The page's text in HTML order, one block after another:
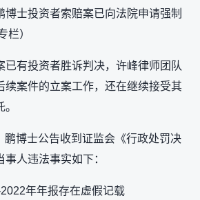
博士投资者索赔案已向法院申请强制
栏）
已有投资者胜诉判决，许峰律师团队
续案件的立案工作，还在继续接受其
鹏博士公告收到证监会《行政处罚决
人违法事实如下：
年年报存在虚假记载